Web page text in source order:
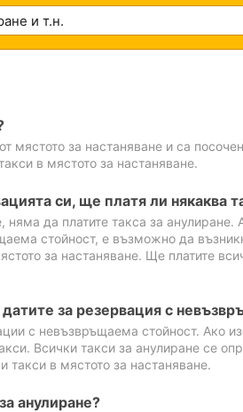
мястото за настаняване и са
в мястото за настаняване.
си, ще платя ли някаква
да платите такса за анулиране.
стойност, е възможно да
за настаняване. Ще платите
за резервация с
с невъзвръщаема стойност. Ако
Всички такси за анулиране се
такси в мястото за настаняване.
анулиране?